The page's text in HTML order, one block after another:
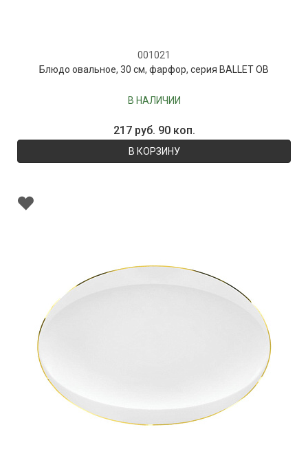
001021
Блюдо овальное, 30 см, фарфор, серия BALLET OB
В НАЛИЧИИ
217 руб. 90 коп.
В КОРЗИНУ